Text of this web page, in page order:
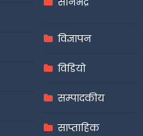
विज्ञापन
विडियो
सम्पादकीय
साप्ताहिक